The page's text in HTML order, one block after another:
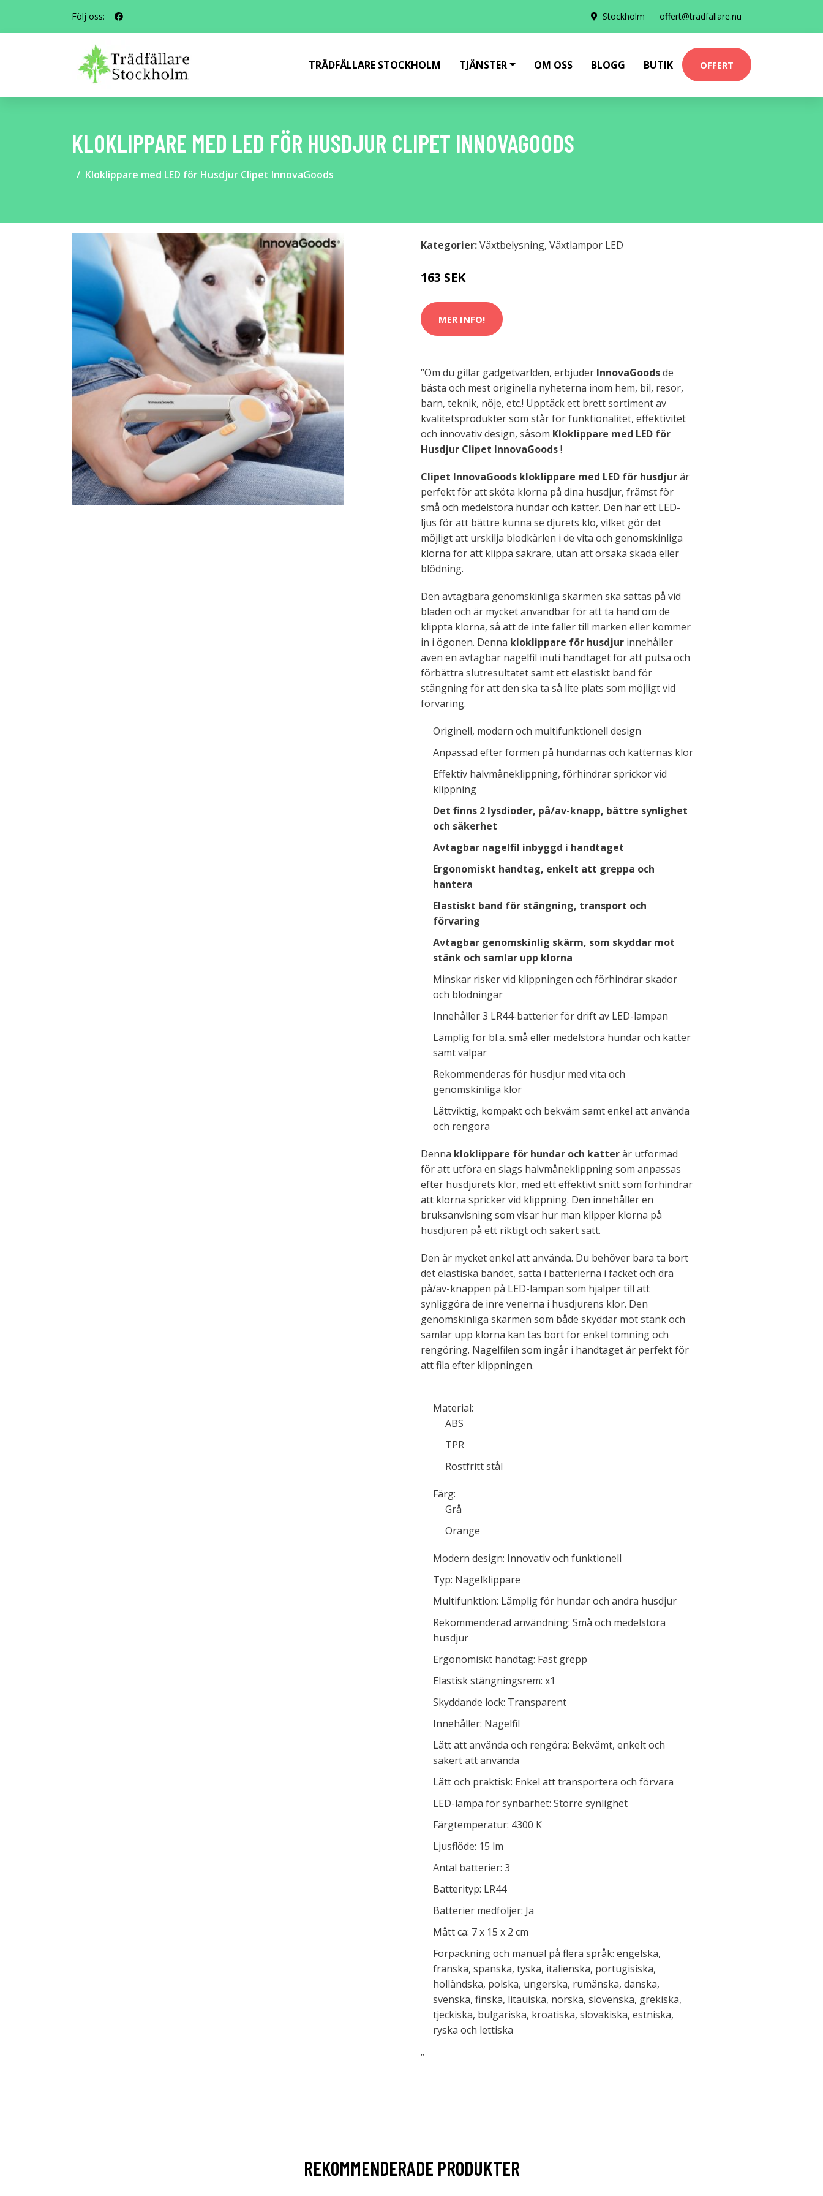
Följ oss: Stockholm offert@trädfällare.nu
TRÄDFÄLLARE STOCKHOLM TJÄNSTER OM OSS BLOGG BUTIK OFFERT
KLOKLIPPARE MED LED FÖR HUSDJUR CLIPET INNOVAGOODS
Kloklippare med LED för Husdjur Clipet InnovaGoods
Kategorier:Växtbelysning, Växtlampor LED
163 SEK
MER INFO!
“Om du gillar gadgetvärlden, erbjuder InnovaGoodsde
bästa och mest originella nyheterna inom hem, bil, resor,
barn, teknik, nöje, etc.! Upptäck ett brett sortiment av
kvalitetsprodukter som står för funktionalitet, effektivitet
och innovativ design, såsom Kloklippare med LED för
Husdjur Clipet InnovaGoods!
Clipet InnovaGoods kloklippare med LED för husdjurär
perfekt för att sköta klorna på dina husdjur, främst för
små och medelstora hundar och katter. Den har ett LED-
ljus för att bättre kunna se djurets klo, vilket gör det
möjligt att urskilja blodkärlen i de vita och genomskinliga
klorna för att klippa säkrare, utan att orsaka skada eller
blödning.
Den avtagbara genomskinliga skärmen ska sättas på vid
bladen och är mycket användbar för att ta hand om de
klippta klorna, så att de inte faller till marken eller kommer
in i ögonen. Denna kloklippare för husdjur innehåller
även en avtagbar nagelfil inuti handtaget för att putsa och
förbättra slutresultatet samt ett elastiskt band för
stängning för att den ska ta så lite plats som möjligt vid
förvaring.
Originell, modern och multifunktionell design
Anpassad efter formen på hundarnas och katternas klor
Effektiv halvmåneklippning, förhindrar sprickor vid
klippning
Det finns 2 lysdioder, på/av-knapp, bättre synlighet
och säkerhet
Avtagbar nagelfil inbyggd i handtaget
Ergonomiskt handtag, enkelt att greppa och
hantera
Elastiskt band för stängning, transport och
förvaring
Avtagbar genomskinlig skärm, som skyddar mot
stänk och samlar upp klorna
Minskar risker vid klippningen och förhindrar skador
och blödningar
Innehåller 3 LR44-batterier för drift av LED-lampan
Lämplig för bl.a. små eller medelstora hundar och katter
samt valpar
Rekommenderas för husdjur med vita och
genomskinliga klor
Lättviktig, kompakt och bekväm samt enkel att använda
och rengöra
Denna kloklippare för hundar och katterär utformad
för att utföra en slags halvmåneklippning som anpassas
efter husdjurets klor, med ett effektivt snitt som förhindrar
att klorna spricker vid klippning. Den innehåller en
bruksanvisning som visar hur man klipper klorna på
husdjuren på ett riktigt och säkert sätt.
Den är mycket enkel att använda. Du behöver bara ta bort
det elastiska bandet, sätta i batterierna i facket och dra
på/av-knappen på LED-lampan som hjälper till att
synliggöra de inre venerna i husdjurens klor. Den
genomskinliga skärmen som både skyddar mot stänk och
samlar upp klorna kan tas bort för enkel tömning och
rengöring. Nagelfilen som ingår i handtaget är perfekt för
att fila efter klippningen.
Material:
ABS
TPR
Rostfritt stål
Färg:
Grå
Orange
Modern design: Innovativ och funktionell
Typ: Nagelklippare
Multifunktion: Lämplig för hundar och andra husdjur
Rekommenderad användning: Små och medelstora
husdjur
Ergonomiskt handtag: Fast grepp
Elastisk stängningsrem: x1
Skyddande lock: Transparent
Innehåller: Nagelfil
Lätt att använda och rengöra: Bekvämt, enkelt och
säkert att använda
Lätt och praktisk: Enkel att transportera och förvara
LED-lampa för synbarhet: Större synlighet
Färgtemperatur: 4300 K
Ljusflöde: 15 lm
Antal batterier: 3
Batterityp: LR44
Batterier medföljer: Ja
Mått ca: 7 x 15 x 2 cm
Förpackning och manual på flera språk: engelska,
franska, spanska, tyska, italienska, portugisiska,
holländska, polska, ungerska, rumänska, danska,
svenska, finska, litauiska, norska, slovenska, grekiska,
tjeckiska, bulgariska, kroatiska, slovakiska, estniska,
ryska och lettiska
”
REKOMMENDERADE PRODUKTER